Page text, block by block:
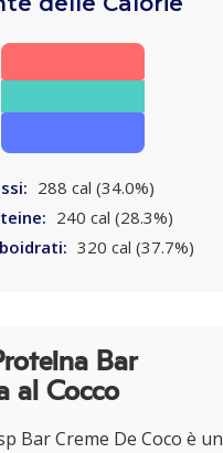
288 cal (34.0%)
240 cal (28.3%)
320 cal (37.7%)
Bar
al Cocco
Bar Creme De Coco è un